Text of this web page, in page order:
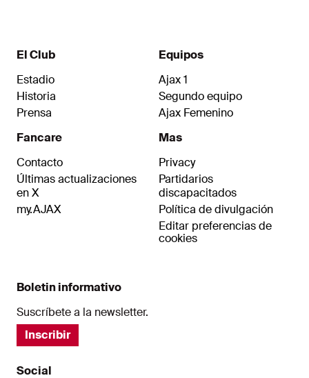
El Club
Estadio
Historia
Prensa
Fancare
Contacto
Últimas actualizaciones
en X
my.AJAX
Equipos
Ajax 1
Segundo equipo
Ajax Femenino
Mas
Privacy
Partidarios
discapacitados
Política de divulgación
Editar preferencias de
cookies
Boletin informativo
Suscríbete a la newsletter.
Inscribir
Social